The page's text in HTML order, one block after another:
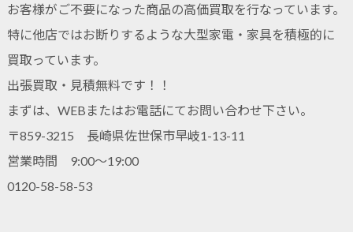
お客様がご不要になった商品の高価買取を行なっています。
特に他店ではお断りするような大型家電・家具を積極的に
買取っています。
出張買取・見積無料です！！
まずは、WEBまたはお電話にてお問い合わせ下さい。
〒859-3215 長崎県佐世保市早岐1-13-11
営業時間 9:00～19:00
0120-58-58-53